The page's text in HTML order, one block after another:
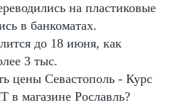
на пластиковые
в банкоматах.
до 18 июня, как
3 тыс.
цены Севастополь - Курс
в магазине Рославль?